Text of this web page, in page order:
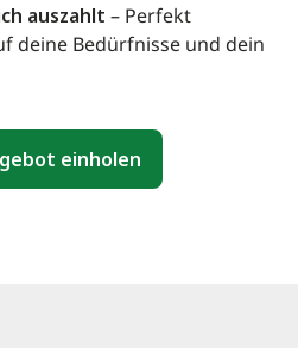
auszahlt – Perfekt
deine Bedürfnisse und dein
einholen